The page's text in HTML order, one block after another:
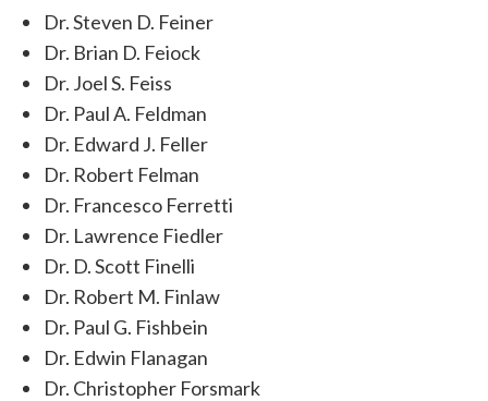
Dr. Steven D. Feiner
Dr. Brian D. Feiock
Dr. Joel S. Feiss
Dr. Paul A. Feldman
Dr. Edward J. Feller
Dr. Robert Felman
Dr. Francesco Ferretti
Dr. Lawrence Fiedler
Dr. D. Scott Finelli
Dr. Robert M. Finlaw
Dr. Paul G. Fishbein
Dr. Edwin Flanagan
Dr. Christopher Forsmark